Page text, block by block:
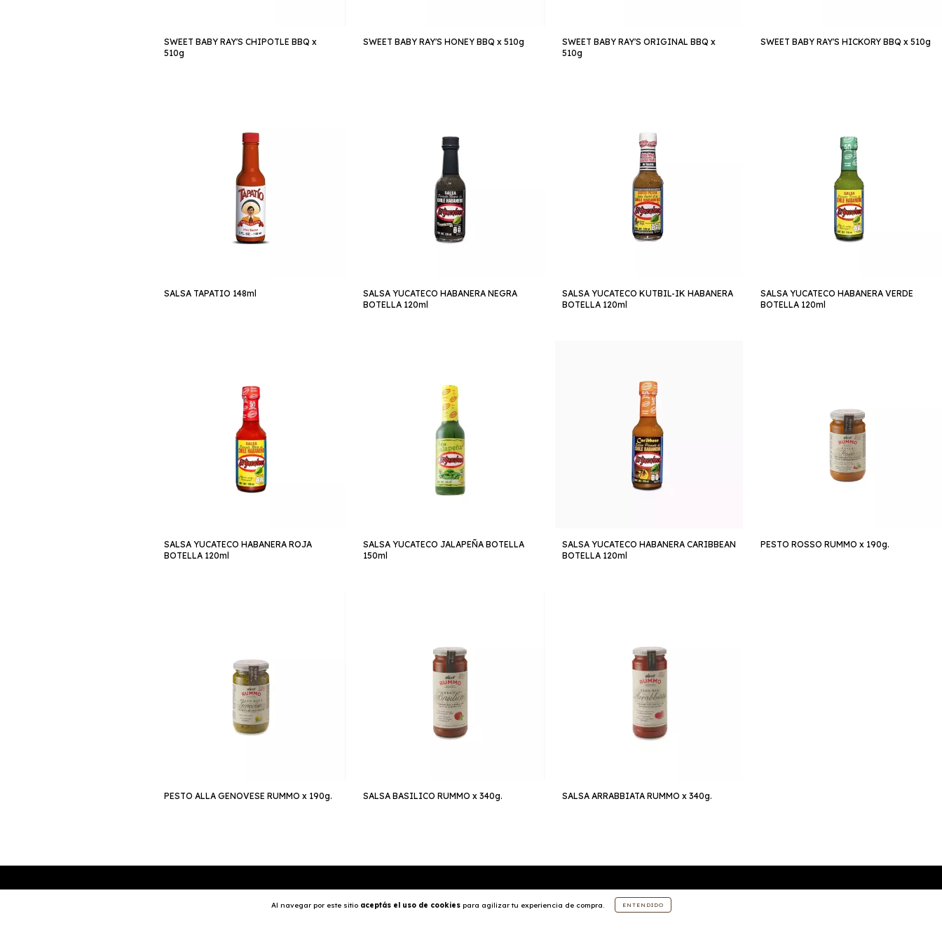
Al navegar por este sitio aceptás el uso de cookiespara agilizar tu experiencia de compra. ENTENDIDO
SWEET BABY RAY'S CHIPOTLE BBQ x
510g
SWEET BABY RAY'S HONEY BBQ x 510g
SWEET BABY RAY'S ORIGINAL BBQ x
510g
SWEET BABY RAY'S HICKORY BBQ x 510g
SALSA TAPATIO 148ml
SALSA YUCATECO HABANERA NEGRA
BOTELLA 120ml
SALSA YUCATECO KUTBIL-IK HABANERA
BOTELLA 120ml
SALSA YUCATECO HABANERA VERDE
BOTELLA 120ml
SALSA YUCATECO HABANERA ROJA
BOTELLA 120ml
SALSA YUCATECO JALAPEÑA BOTELLA
150ml
SALSA YUCATECO HABANERA CARIBBEAN
BOTELLA 120ml
PESTO ROSSO RUMMO x 190g.
PESTO ALLA GENOVESE RUMMO x 190g. SALSA BASILICO RUMMO x 340g. SALSA ARRABBIATA RUMMO x 340g.